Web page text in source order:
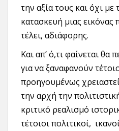
την αξία τους και όχι με
κατασκευή μιας εικόνας
τέλει, αδιάφορης.
Και απ’ ό,τι φαίνεται
για να ξαναφανούν
προηγουμένως
την αρχή την
κριτικό ρεαλισμό
τέτοιοι πολιτικοί,